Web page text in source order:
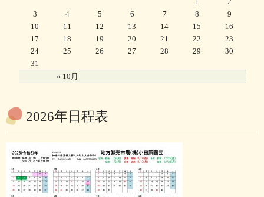
« 10月
3
4 5 6 7 8
9
10
11 12 13 14 15
16
17
18 19 20 21 22
23
24
25 26 27 28 29
30
31
2026年日程表